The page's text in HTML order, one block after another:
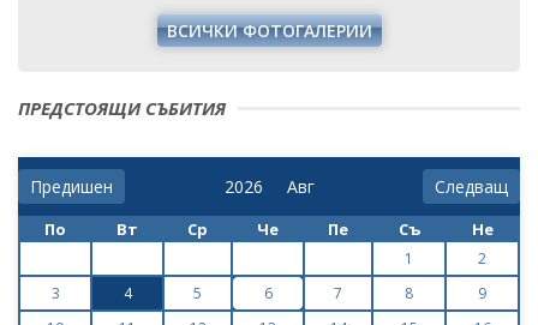
ПРЕДСТОЯЩИ СЪБИТИЯ
Предишен Следващ
По Вт Ср Че Пе Съ Не
1
2
3
4 5 6 7 8
9